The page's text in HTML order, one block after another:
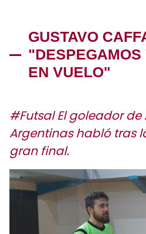
GUSTAVO
"DESPEGAMOS
EN VUELO"
#Futsal El goleador de
Argentinas habló tras
gran final.